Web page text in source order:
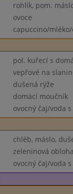
rohlík, pom.
ovoce
capuccino/
pol. kuřecí s
vepřové na
dušená rýže
domácí moučník
ovocný čaj/voda
chléb, máslo,
zeleninová
ovocný čaj/voda